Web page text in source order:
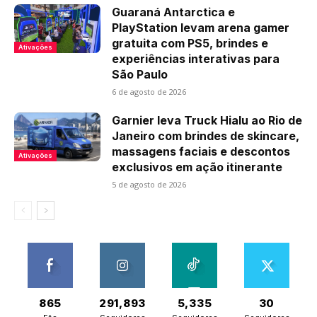
Ativações
Guaraná Antarctica e
PlayStation levam arena gamer
gratuita com PS5, brindes e
experiências interativas para
São Paulo
6 de agosto de 2026
Ativações
Garnier leva Truck Hialu ao Rio de
Janeiro com brindes de skincare,
massagens faciais e descontos
exclusivos em ação itinerante
5 de agosto de 2026
865 291,893 5,335 30